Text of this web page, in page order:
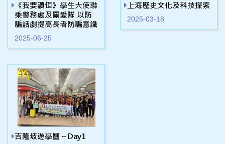
《我要讚佢》學生大使聯
乘警務處及關愛隊 以防
騙話劇提高長者防騙意識
2025-06-25
上海歷史文化及科技探索
2025-03-18
吉隆坡遊學團～Day1